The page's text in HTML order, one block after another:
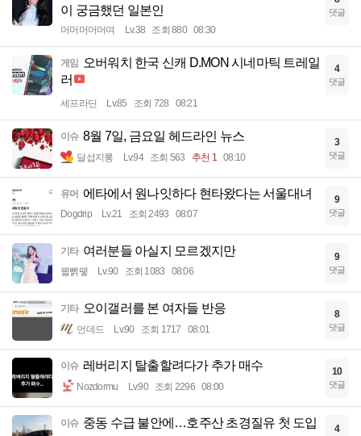
이 궁금했던 일본인
머머머머머며 Lv.38 조회 880 08:30
댓글
게임
오버워치 한국 신캐 D.MON 시네마틱 트레일
러
세프라딘 Lv.85 조회 728 08:21
4
댓글
이슈 8월 7일, 금요일 헤드라인 뉴스
달섭지롱 Lv.94 조회 563 추천 1 08:10
3
댓글
유머 에타에서 원나잇하다 현타왔다는 서울대녀
Dogdrip Lv.21 조회 2493 08:07
9
댓글
기타 여러분들 아실지 모르겠지만
꿻뻵뗗 Lv.90 조회 1083 08:06
9
댓글
기타 오이갤러를 본 여자들 반응
언데드 Lv.90 조회 1717 08:01
8
댓글
이슈 레버리지 탈출할려다가 추가 매수
Nozdormu Lv.90 조회 2296 08:00
10
댓글
이슈 중동 수급 불안에…호주산 초경질유 첫 도입 4